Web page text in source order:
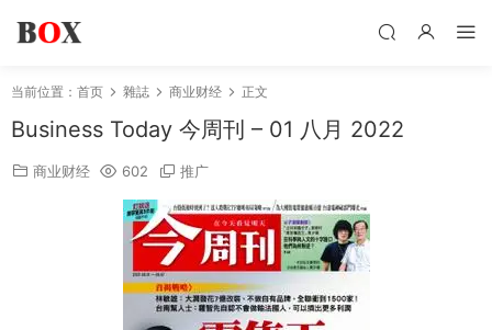
当前位置： 首页 雜誌 商业财经 正文
Business Today 今周刊 – 01 八月 2022
商业财经 602 推广